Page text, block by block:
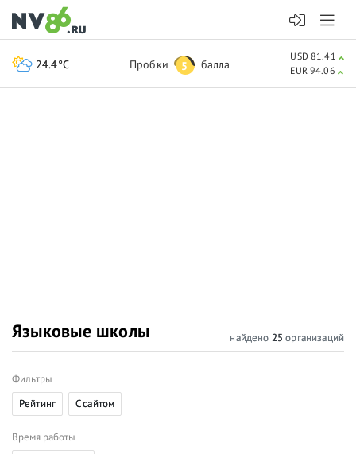
Языковые школы найдено 25 организаций
Фильтры
Рейтинг
C сайтом
Время работы
24.4°C Пробки 5 балла
USD 81.41
EUR 94.06